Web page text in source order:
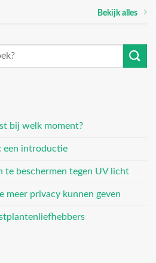
Bekijk alles
bij welk moment?
een introductie
te beschermen tegen UV licht
meer privacy kunnen geven